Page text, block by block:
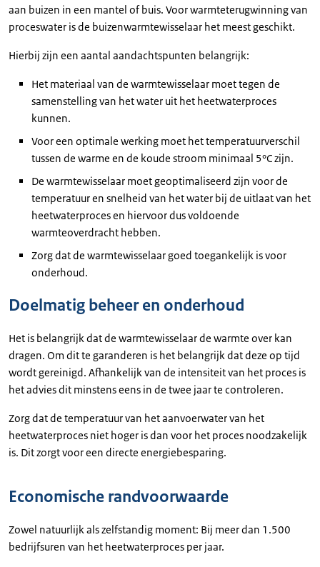
aan buizen in een mantel of buis. Voor warmteterugwinning van
proceswater is de buizenwarmtewisselaar het meest geschikt.
Hierbij zijn een aantal aandachtspunten belangrijk:
Het materiaal van de warmtewisselaar moet tegen de
samenstelling van het water uit het heetwaterproces
kunnen.
Voor een optimale werking moet het temperatuurverschil
tussen de warme en de koude stroom minimaal 5°C zijn.
De warmtewisselaar moet geoptimaliseerd zijn voor de
temperatuur en snelheid van het water bij de uitlaat van het
heetwaterproces en hiervoor dus voldoende
warmteoverdracht hebben.
Zorg dat de warmtewisselaar goed toegankelijk is voor
onderhoud.
Doelmatig beheer en onderhoud
Het is belangrijk dat de warmtewisselaar de warmte over kan
dragen. Om dit te garanderen is het belangrijk dat deze op tijd
wordt gereinigd. Afhankelijk van de intensiteit van het proces is
het advies dit minstens eens in de twee jaar te controleren.
Zorg dat de temperatuur van het aanvoerwater van het
heetwaterproces niet hoger is dan voor het proces noodzakelijk
is. Dit zorgt voor een directe energiebesparing.
Economische randvoorwaarde
Zowel natuurlijk als zelfstandig moment: Bij meer dan 1.500
bedrijfsuren van het heetwaterproces per jaar.